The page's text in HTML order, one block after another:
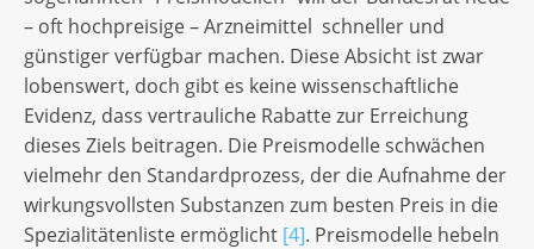
– oft hochpreisige – Arzneimittel schneller und
günstiger verfügbar machen. Diese Absicht ist zwar
lobenswert, doch gibt es keine wissenschaftliche
Evidenz, dass vertrauliche Rabatte zur Erreichung
dieses Ziels beitragen. Die Preismodelle schwächen
vielmehr den Standardprozess, der die Aufnahme der
wirkungsvollsten Substanzen zum besten Preis in die
Spezialitätenliste ermöglicht [4]. Preismodelle hebeln